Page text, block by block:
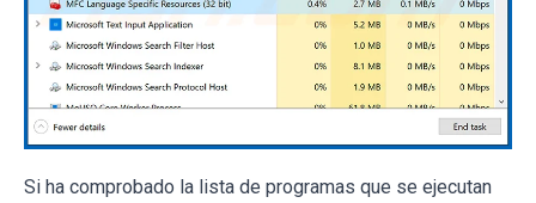
Si ha comprobado la lista de programas que se ejecutan